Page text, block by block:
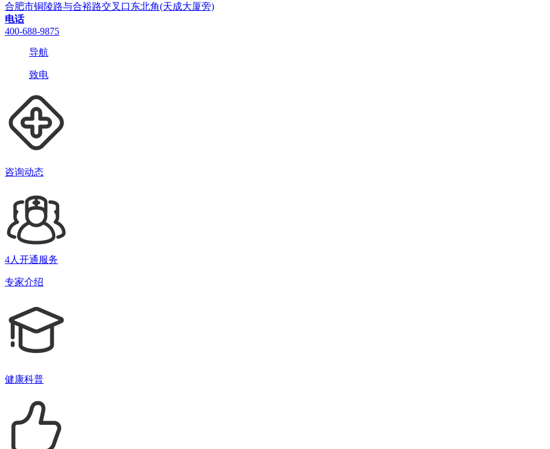
合肥市铜陵路与合裕路交叉口东北角(天成大厦旁)
电话
400-688-9875
导航
致电
咨询动态
4人开通服务
专家介绍
健康科普